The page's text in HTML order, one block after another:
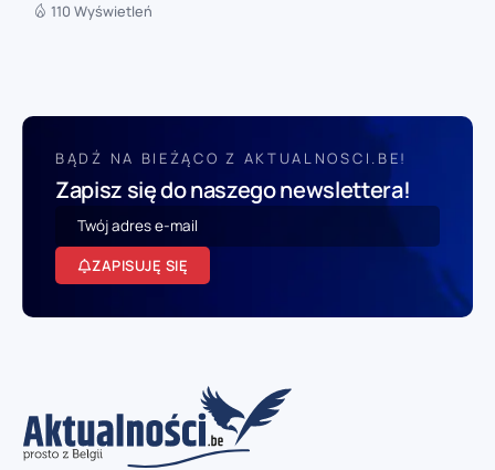
110 Wyświetleń
BĄDŹ NA BIEŻĄCO Z AKTUALNOSCI.BE!
Zapisz się do naszego newslettera!
ZAPISUJĘ SIĘ